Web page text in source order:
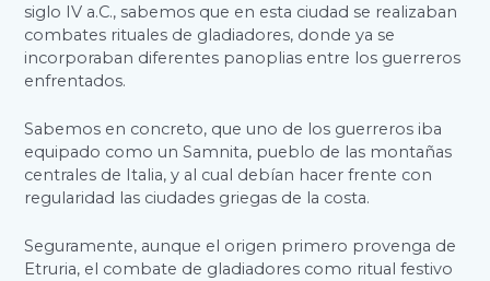
siglo IV a.C., sabemos que en esta ciudad se realizaban
combates rituales de gladiadores, donde ya se
incorporaban diferentes panoplias entre los guerreros
enfrentados.
Sabemos en concreto, que uno de los guerreros iba
equipado como un Samnita, pueblo de las montañas
centrales de Italia, y al cual debían hacer frente con
regularidad las ciudades griegas de la costa.
Seguramente, aunque el origen primero provenga de
Etruria, el combate de gladiadores como ritual festivo